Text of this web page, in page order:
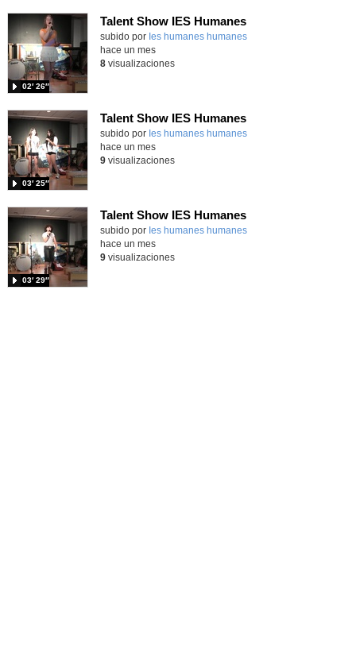
Talent Show IES Humanes
subido por Ies humanes humanes
02′ 26″
-
hace un mes
8visualizaciones
Talent Show IES Humanes
subido por Ies humanes humanes
03′ 25″
-
hace un mes
9visualizaciones
Talent Show IES Humanes
subido por Ies humanes humanes
03′ 29″
-
hace un mes
9visualizaciones